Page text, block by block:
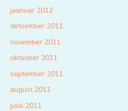
jaanuar 2012
detsember 2011
november 2011
oktoober 2011
september 2011
august 2011
juuli 2011